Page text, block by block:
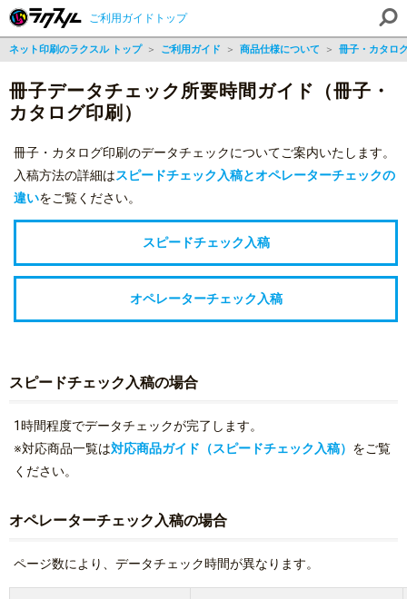
ご利用ガイドトップ
ネット印刷のラクスル トップ ＞ ご利用ガイド ＞ 商品仕様について ＞ 冊子・カタロ
冊子データチェック所要時間ガイド（冊子・
カタログ印刷）
冊子・カタログ印刷のデータチェックについてご案内いたします。
入稿方法の詳細はスピードチェック入稿とオペレーターチェックの
違いをご覧ください。
スピードチェック入稿
オペレーターチェック入稿
スピードチェック入稿の場合
1時間程度でデータチェックが完了します。
※対応商品一覧は対応商品ガイド（スピードチェック入稿） をご覧
ください。
オペレーターチェック入稿の場合
ページ数により、データチェック時間が異なります。